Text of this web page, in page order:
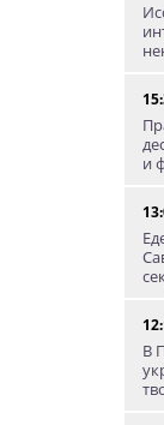
и
В